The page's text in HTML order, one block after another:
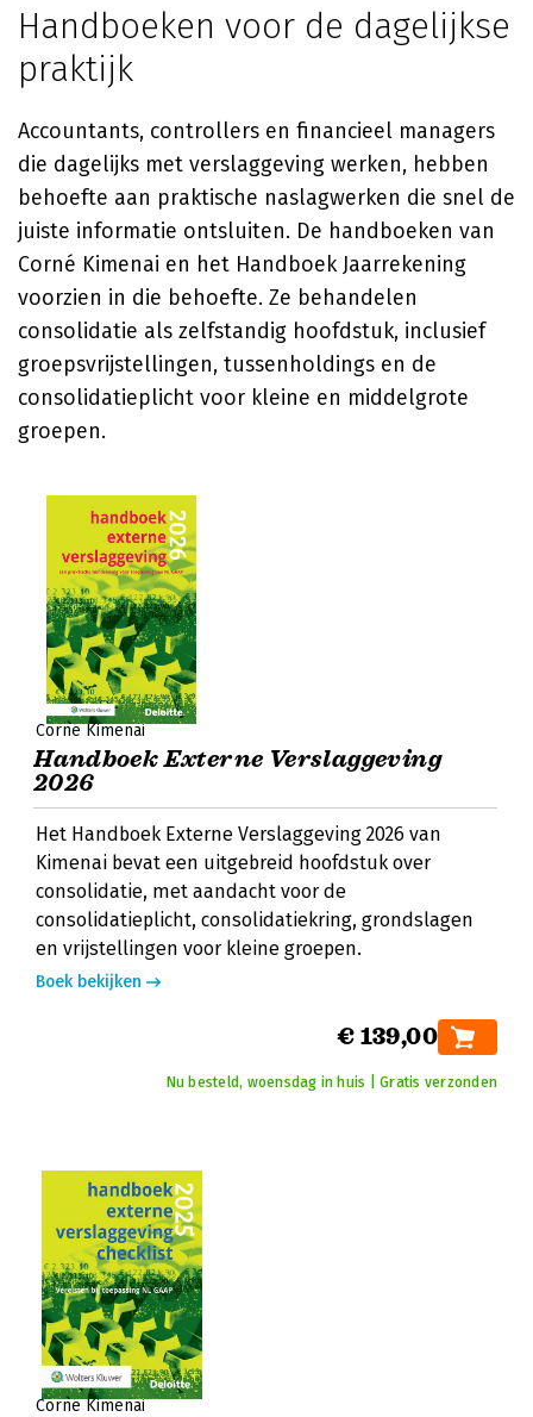
Handboeken voor de dagelijkse
praktijk
Accountants, controllers en financieel managers
die dagelijks met verslaggeving werken, hebben
behoefte aan praktische naslagwerken die snel de
juiste informatie ontsluiten. De handboeken van
Corné Kimenai en het Handboek Jaarrekening
voorzien in die behoefte. Ze behandelen
consolidatie als zelfstandig hoofdstuk, inclusief
groepsvrijstellingen, tussenholdings en de
consolidatieplicht voor kleine en middelgrote
groepen.
Corné Kimenai
Handboek Externe Verslaggeving
2026
Het Handboek Externe Verslaggeving 2026 van
Kimenai bevat een uitgebreid hoofdstuk over
consolidatie, met aandacht voor de
consolidatieplicht, consolidatiekring, grondslagen
en vrijstellingen voor kleine groepen.
Boek bekijken
€ 139,00
Nu besteld, woensdag in huis | Gratis verzonden
Corné Kimenai